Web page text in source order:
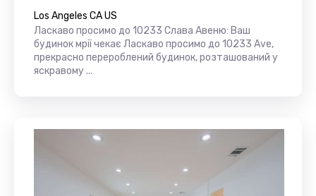
Los Angeles CA US
Ласкаво просимо до 10233 Слава Авеню: Ваш
будинок мрії чекає Ласкаво просимо до 10233 Ave,
прекрасно перероблений будинок, розташований у
яскравому ...